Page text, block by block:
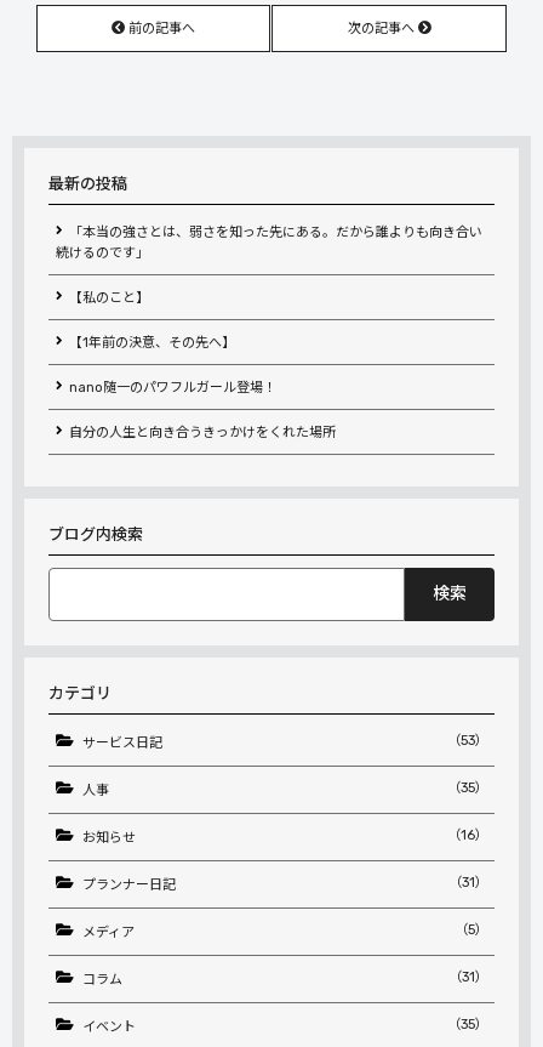
前の記事へ 次の記事へ
最新の投稿
「本当の強さとは、弱さを知った先にある。だから誰よりも向き合い
続けるのです」
【私のこと】
【1年前の決意、その先へ】
nano随一のパワフルガール登場！
自分の人生と向き合うきっかけをくれた場所
ブログ内検索
索:
カテゴリ
サービス日記 （53）
人事 （35）
お知らせ （16）
プランナー日記 （31）
メディア （5）
コラム （31）
イベント （35）